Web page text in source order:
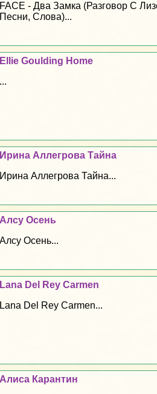
FACE - Два Замка (Разговор С
Песни, Слова)...
Ellie Goulding Home
...
Ирина Аллегрова Тайна
Ирина Аллегрова Тайна...
Алсу Осень
Алсу Осень...
Lana Del Rey Carmen
Lana Del Rey Carmen...
Алиса Карантин